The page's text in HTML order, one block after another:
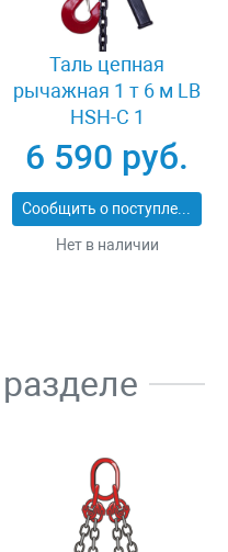
Таль цепная
рычажная 1 т 6 м LB
HSH-C 1
6 590 руб.
Сообщить о поступлении
Нет в наличии